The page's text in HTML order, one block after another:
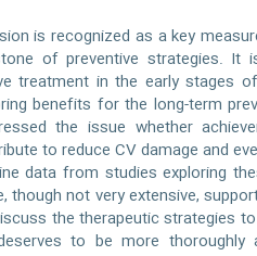
is recognized as a key
of preventive strategies. It
treatment in the early stages
benefits for the long-term
the issue whether
to reduce CV damage and
data from studies exploring
though not very extensive,
the therapeutic strategies
to be more thoroughly